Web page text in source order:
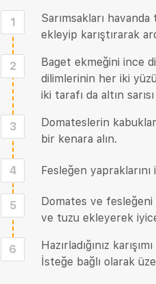
1
Sarımsakları
ekleyip karıştırarak
2
Baget ekmeğini ince
dilimlerinin her iki
iki tarafı da altın
3
Domateslerin
bir kenara alın.
4 Fesleğen
5
Domates ve fesleğeni
ve tuzu ekleyerek
6
Hazırladığınız
İsteğe bağlı olarak